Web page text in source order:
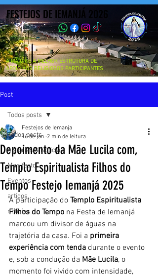
FESTEJOS DE IEMANJÁ 2026
FESTEJOS DE IEMANJÁ 2026
A MAIOR E A MELHOR ESTRUTURA DE
APOIO AOS RELIGIOSOS PARTICIPANTES
Post
Todos posts
historias & Noticias
Manifesto
Eventos
artigos
noticias
Todos posts
Depoimento da Mãe Lucila com,
Templo Espiritualista Filhos do
Tempo Festejo Iemanjá 2025
Festejos de Iemanja
16 de jan. 2 min de leitura
A participação do Templo Espiritualista
Filhos do Tempo na Festa de Iemanjá
marcou um divisor de águas na
trajetória da casa. Foi a primeira
experiência com tenda durante o evento
e, sob a condução da Mãe Lucila, o
momento foi vivido com intensidade,